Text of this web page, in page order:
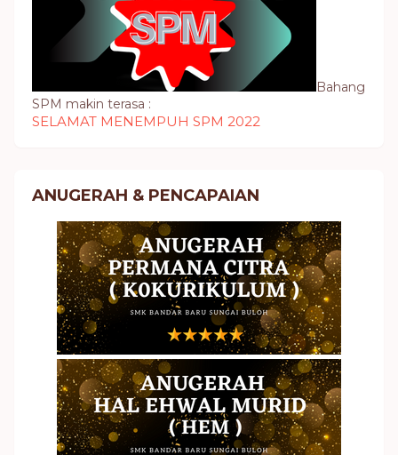
Bahang
SPM makin terasa :
SELAMAT MENEMPUH SPM 2022
ANUGERAH & PENCAPAIAN